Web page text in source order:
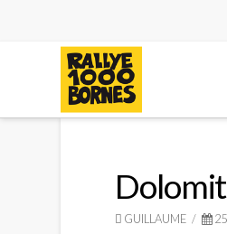
Rallye
1000
GUILLAUME